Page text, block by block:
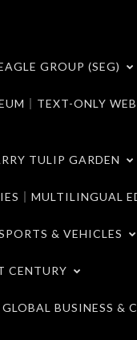
GROUP (SEG)
｜TEXT-ONLY
TULIP GARDEN
｜MULTILINGUAL
& VEHICLES
CENTURY
BUSINESS &